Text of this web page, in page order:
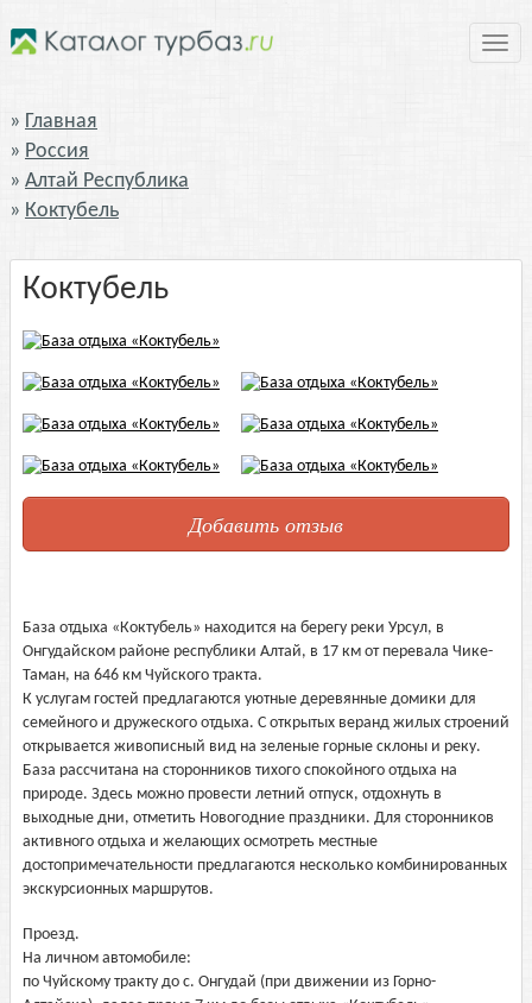
Главная
Россия
Алтай Республика
Коктубель
Коктубель
Добавить отзыв
База отдыха «Коктубель» находится на берегу реки Урсул, в
Онгудайском районе республики Алтай, в 17 км от перевала Чике-
Таман, на 646 км Чуйского тракта.
К услугам гостей предлагаются уютные деревянные домики для
семейного и дружеского отдыха. С открытых веранд жилых строений
открывается живописный вид на зеленые горные склоны и реку.
База рассчитана на сторонников тихого спокойного отдыха на
природе. Здесь можно провести летний отпуск, отдохнуть в
выходные дни, отметить Новогодние праздники. Для сторонников
активного отдыха и желающих осмотреть местные
достопримечательности предлагаются несколько комбинированных
экскурсионных маршрутов.
Проезд.
На личном автомобиле:
по Чуйскому тракту до с. Онгудай (при движении из Горно-